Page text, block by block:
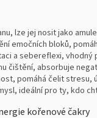
lze jej nosit jako
emočních bloků,
a sebereflexi,
čištění, absorbuje
pomáhá čelit stresu,
ideální pro ty, kdo
kořenové čakry